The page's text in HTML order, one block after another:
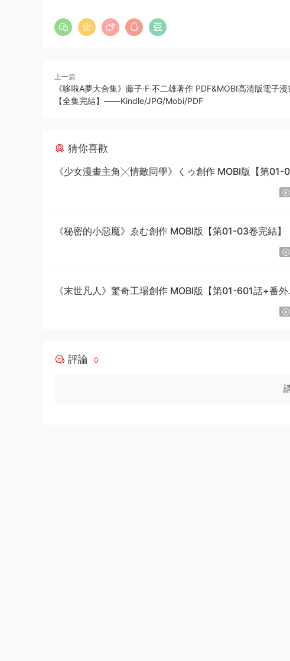
上一篇
《哆啦A夢大合集》藤子·F·不二雄著作 PDF&MOBI高清版電子漫
【全集完結】——Kindle/JPG/Mobi/PDF
猜你喜歡
《少女漫畫主角╳情敵同學》くゥ創作 MOBI版【第01-
《秘密的小惡魔》ゑむ創作 MOBI版【第01-03卷完結】
《末世凡人》驚奇工場創作 MOBI版【第01-601話+番外
評論 0